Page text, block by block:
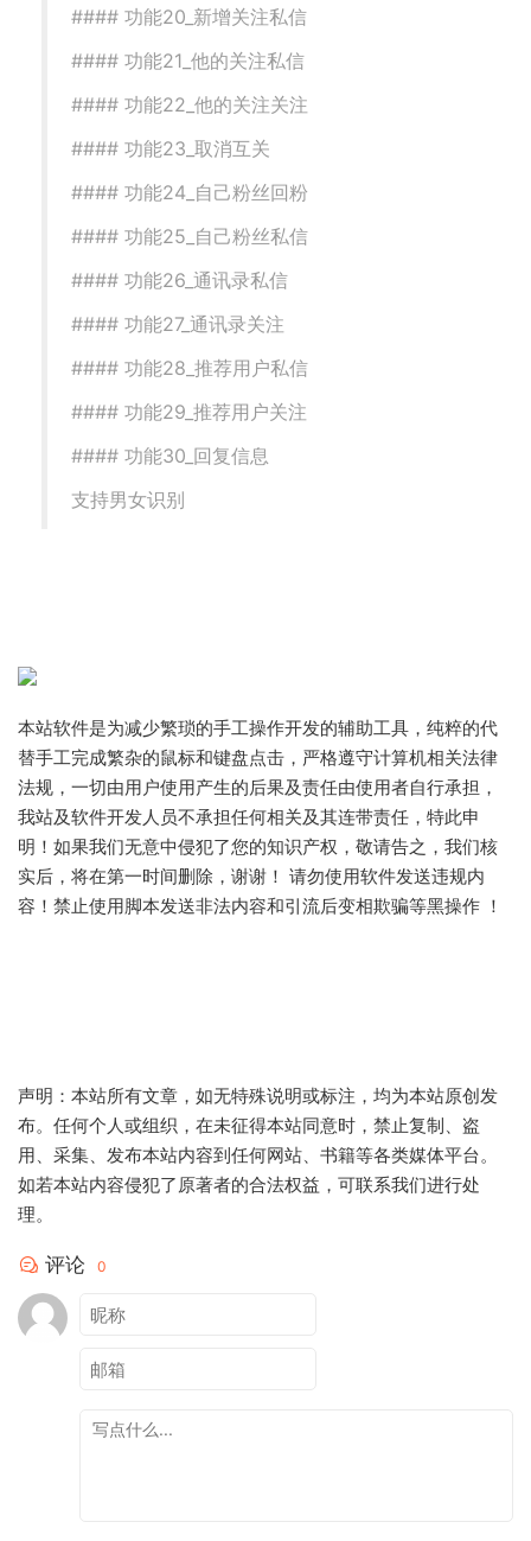
#### 功能20_新增关注私信
#### 功能21_他的关注私信
#### 功能22_他的关注关注
#### 功能23_取消互关
#### 功能24_自己粉丝回粉
#### 功能25_自己粉丝私信
#### 功能26_通讯录私信
#### 功能27_通讯录关注
#### 功能28_推荐用户私信
#### 功能29_推荐用户关注
#### 功能30_回复信息
支持男女识别
本站软件是为减少繁琐的手工操作开发的辅助工具，纯粹的代
替手工完成繁杂的鼠标和键盘点击，严格遵守计算机相关法律
法规，一切由用户使用产生的后果及责任由使用者自行承担，
我站及软件开发人员不承担任何相关及其连带责任，特此申
明！如果我们无意中侵犯了您的知识产权，敬请告之，我们核
实后，将在第一时间删除，谢谢！ 请勿使用软件发送违规内
容！禁止使用脚本发送非法内容和引流后变相欺骗等黑操作 ！
声明：本站所有文章，如无特殊说明或标注，均为本站原创发
布。任何个人或组织，在未征得本站同意时，禁止复制、盗
用、采集、发布本站内容到任何网站、书籍等各类媒体平台。
如若本站内容侵犯了原著者的合法权益，可联系我们进行处
理。
评论 0